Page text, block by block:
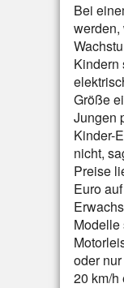
Bei
werden,
Kindern
Größe
Jungen
Kinder-
nicht,
Preise
Euro auf
oder
20 km/h